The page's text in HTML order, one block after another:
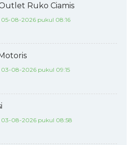
Ruko Ciamis
08-2026 pukul 08:16
08-2026 pukul 09:15
03-08-2026 pukul 08:58